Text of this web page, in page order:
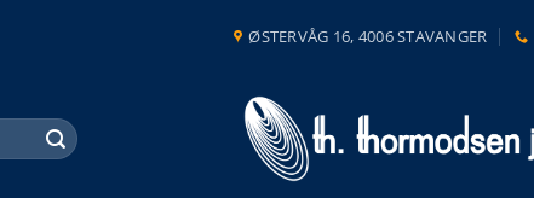
ØSTERVÅG 16, 4006 STAVANGER